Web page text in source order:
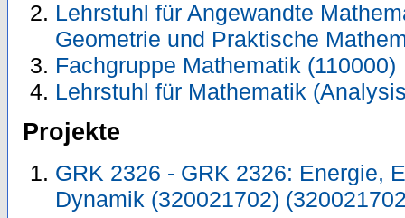
Lehrstuhl für Angewandte
Geometrie und Praktische
Fachgruppe Mathematik (110000)
Lehrstuhl für Mathematik
Projekte
GRK 2326 - GRK 2326: Energie,
Dynamik (320021702)